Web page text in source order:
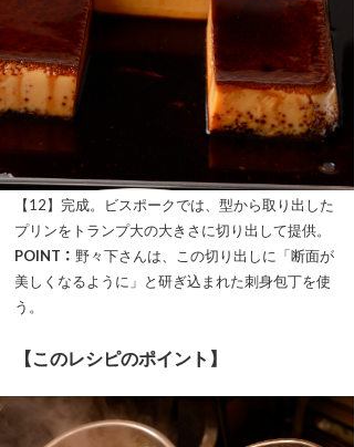
【12】完成。ビスポークでは、型から取り出した
プリンをトランプ大の大きさに切り出して提供。
POINT： 野々下さんは、この切り出しに「断面が
美しくなるように」と研ぎ込まれた刺身包丁を使
う。
【このレシピのポイント】